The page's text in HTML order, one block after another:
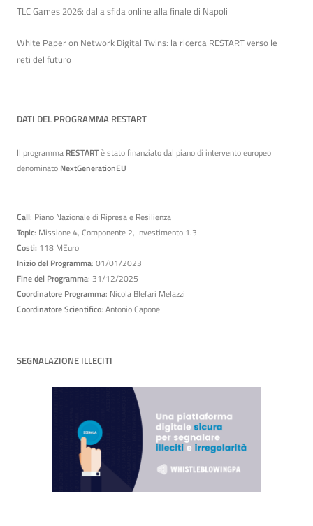
TLC Games 2026: dalla sfida online alla finale di Napoli
White Paper on Network Digital Twins: la ricerca RESTART verso le
reti del futuro
DATI DEL PROGRAMMA RESTART
Il programma RESTARTè stato finanziato dal piano di intervento europeo
denominato NextGenerationEU
Call: Piano Nazionale di Ripresa e Resilienza
Topic: Missione 4, Componente 2, Investimento 1.3
Costi: 118 MEuro
Inizio del Programma: 01/01/2023
Fine del Programma: 31/12/2025
Coordinatore Programma: Nicola Blefari Melazzi
Coordinatore Scientifico: Antonio Capone
SEGNALAZIONE ILLECITI